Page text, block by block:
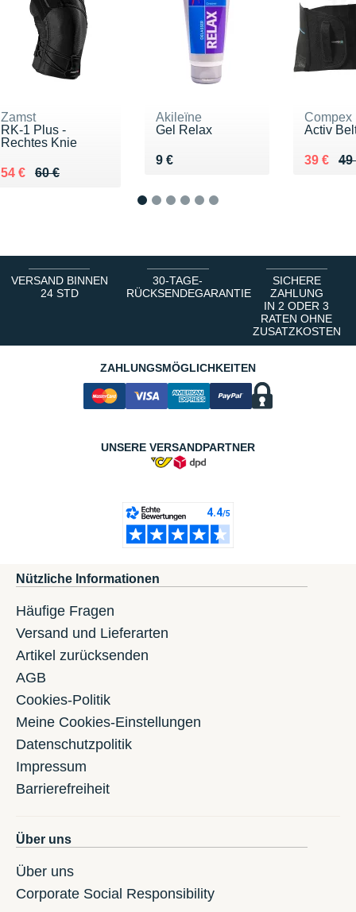
Zamst
RK-1 Plus -
Rechtes Knie
60 €
Au lieu de 60 €
54 €
Vendu 54 €
Akileïne
Gel Relax
9 €
Vendu 9 €
Compex
Activ
49
Au lieu
39 €
Vendu
VERSAND BINNEN
24 STD
30-TAGE-
RÜCKSENDEGARANTIE
SICHERE
ZAHLUNG
IN 2 ODER 3
RATEN OHNE
ZUSATZKOSTEN
ZAHLUNGSMÖGLICHKEITEN
UNSERE VERSANDPARTNER
Nützliche Informationen
Häufige Fragen
Versand und Lieferarten
Artikel zurücksenden
AGB
Cookies-Politik
Meine Cookies-Einstellungen
Datenschutzpolitik
Impressum
Barrierefreiheit
Über uns
Über uns
Corporate Social Responsibility